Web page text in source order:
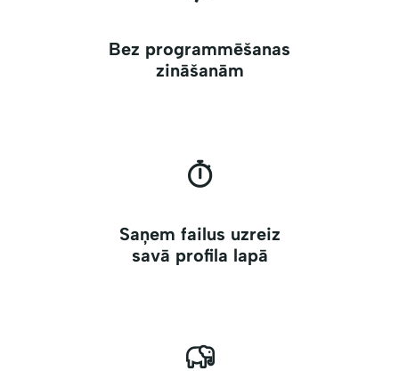
Bez programmēšanas
zināšanām
Saņem failus uzreiz
savā profila lapā